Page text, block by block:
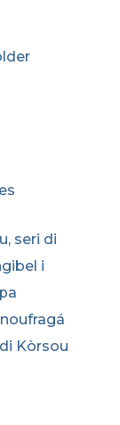
seri di
i
Kòrsou